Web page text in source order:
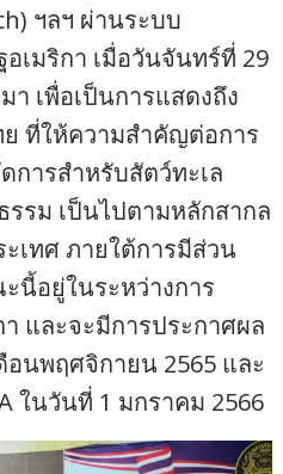
ฯลฯ ผ่านระบบ
เมริกา เมื่อวันจันทร์ที่ 29
เพื่อเป็นการแสดงถึง
ย ที่ให้ความสำคัญต่อการ
การสำหรับสัตว์ทะเล
รม เป็นไปตามหลักสากล
เทศ ภายใต้การมีส่วน
นี้อยู่ในระหว่างการ
และจะมีการประกาศผล
นพฤศจิกายน 2565 และ
ในวันที่ 1 มกราคม 2566